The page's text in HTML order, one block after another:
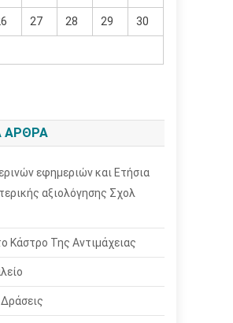
27 28 29 30
ΆΡΘΡΑ
εφημεριών και Ετήσια
αξιολόγησης Σχολ
Κάστρο Της Αντιμάχειας